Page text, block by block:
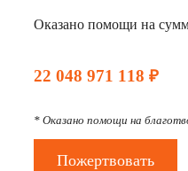
Оказано помощи на
22 048 971 118 ₽
* Оказано помощи на
Пожертвовать